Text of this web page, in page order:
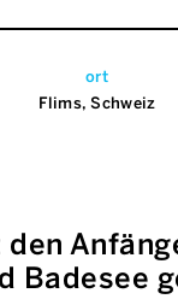
ort
Flims, Schweiz
Badesee